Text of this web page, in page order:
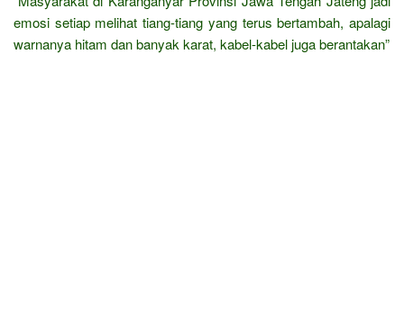
emosi setiap melihat tiang-tiang yang terus bertambah, apalagi
warnanya hitam dan banyak karat, kabel-kabel juga berantakan”